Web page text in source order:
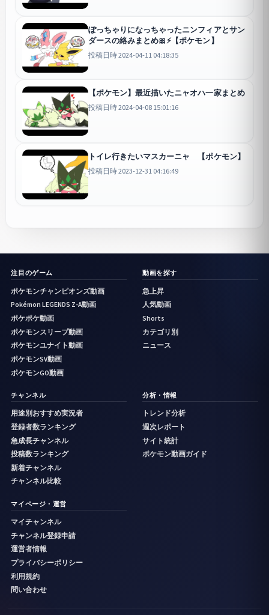
ぽっちゃりになっちゃったニンフィアとサン
ダースの絡みまとめ🎀⚡️【ポケモン】
投稿日時 2024-04-11 04:18:35
【ポケモン】最近描いたニャオハ一家まとめ
投稿日時 2024-04-08 15:01:16
トイレ行きたいマスカーニャ 【ポケモン】
投稿日時 2023-12-31 04:16:49
注目のゲーム
ポケモンチャンピオンズ動画
Pokémon LEGENDS Z-A動画
ポケポケ動画
ポケモンスリープ動画
ポケモンユナイト動画
ポケモンSV動画
ポケモンGO動画
動画を探す
急上昇
人気動画
Shorts
カテゴリ別
ニュース
チャンネル
用途別おすすめ実況者
登録者数ランキング
急成長チャンネル
投稿数ランキング
新着チャンネル
チャンネル比較
分析・情報
トレンド分析
週次レポート
サイト統計
ポケモン動画ガイド
マイページ・運営
マイチャンネル
チャンネル登録申請
運営者情報
プライバシーポリシー
利用規約
問い合わせ